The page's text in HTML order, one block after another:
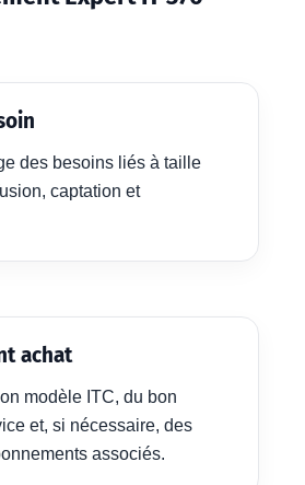
des besoins liés à taille
captation et
achat
modèle ITC, du bon
et, si nécessaire, des
associés.